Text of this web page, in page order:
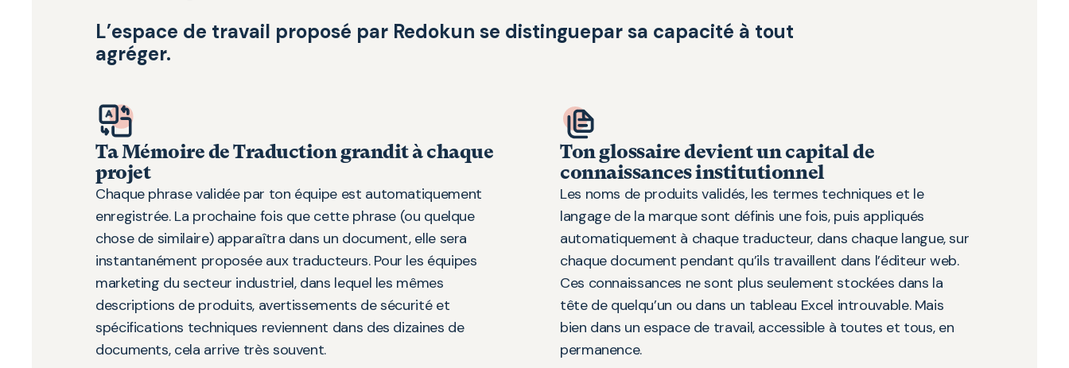
L’espace de travail proposé par Redokun se distinguepar sa capacité à tout
agréger.
Ta Mémoire de Traduction grandit à chaque
projet
Chaque phrase validée par ton équipe est automatiquement
enregistrée. La prochaine fois que cette phrase (ou quelque
chose de similaire) apparaîtra dans un document, elle sera
instantanément proposée aux traducteurs. Pour les équipes
marketing du secteur industriel, dans lequel les mêmes
descriptions de produits, avertissements de sécurité et
spécifications techniques reviennent dans des dizaines de
documents, cela arrive très souvent.
Ton glossaire devient un capital de
connaissances institutionnel
Les noms de produits validés, les termes techniques et le
langage de la marque sont définis une fois, puis appliqués
automatiquement à chaque traducteur, dans chaque langue, sur
chaque document pendant qu’ils travaillent dans l’éditeur web.
Ces connaissances ne sont plus seulement stockées dans la
tête de quelqu’un ou dans un tableau Excel introuvable. Mais
bien dans un espace de travail, accessible à toutes et tous, en
permanence.